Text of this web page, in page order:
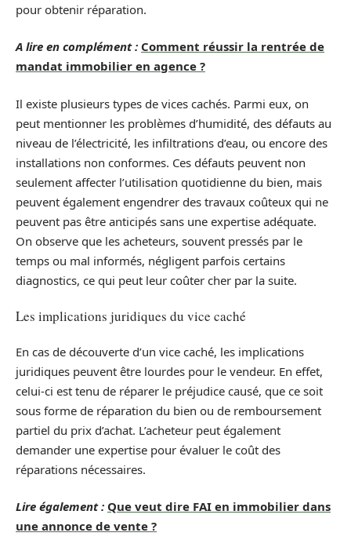
pour obtenir réparation.
A lire en complément : Comment réussir la rentrée de
mandat immobilier en agence ?
Il existe plusieurs types de vices cachés. Parmi eux, on
peut mentionner les problèmes d’humidité, des défauts au
niveau de l’électricité, les infiltrations d’eau, ou encore des
installations non conformes. Ces défauts peuvent non
seulement affecter l’utilisation quotidienne du bien, mais
peuvent également engendrer des travaux coûteux qui ne
peuvent pas être anticipés sans une expertise adéquate.
On observe que les acheteurs, souvent pressés par le
temps ou mal informés, négligent parfois certains
diagnostics, ce qui peut leur coûter cher par la suite.
Les implications juridiques du vice caché
En cas de découverte d’un vice caché, les implications
juridiques peuvent être lourdes pour le vendeur. En effet,
celui-ci est tenu de réparer le préjudice causé, que ce soit
sous forme de réparation du bien ou de remboursement
partiel du prix d’achat. L’acheteur peut également
demander une expertise pour évaluer le coût des
réparations nécessaires.
Lire également : Que veut dire FAI en immobilier dans
une annonce de vente ?